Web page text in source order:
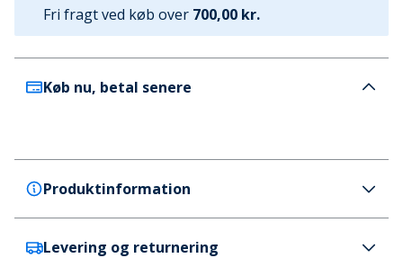
Fri fragt ved køb over 700,00 kr.
Køb nu, betal senere
Produktinformation
Puma
Levering og returnering